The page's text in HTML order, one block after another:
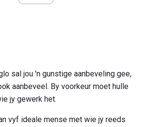
sal jou 'n gunstige aanbeveling gee,
aanbeveel. By voorkeur moet hulle
jy gewerk het.
vyf ideale mense met wie jy reeds